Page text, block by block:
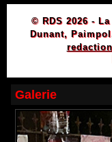
© RDS 2026 -
Dunant,
Galerie